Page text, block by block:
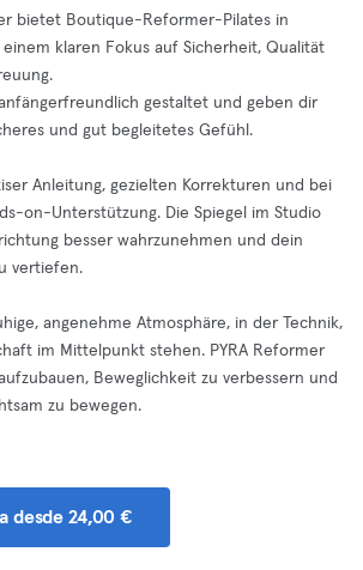
bietet Boutique-Reformer-Pilates in
klaren Fokus auf Sicherheit, Qualität
gestaltet und geben dir
und gut begleitetes Gefühl.
Anleitung, gezielten Korrekturen und bei
on-Unterstützung. Die Spiegel im Studio
besser wahrzunehmen und dein
vertiefen.
angenehme Atmosphäre, in der Technik,
im Mittelpunkt stehen. PYRA Reformer
Beweglichkeit zu verbessern und
zu bewegen.
desde 24,00 €